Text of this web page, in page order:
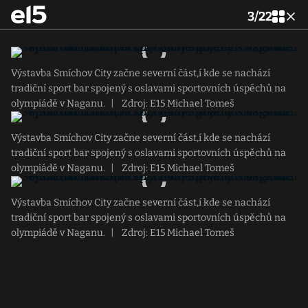
3/22
Výstavba Smíchov City začne severní část,í kde se nachází
tradiční sport bar spojený s oslavami sportovních úspěchů na
olympiádě v Naganu.
Zdroj: E15 Michael Tomeš
Výstavba Smíchov City začne severní část,í kde se nachází
tradiční sport bar spojený s oslavami sportovních úspěchů na
olympiádě v Naganu.
Zdroj: E15 Michael Tomeš
Výstavba Smíchov City začne severní část,í kde se nachází
tradiční sport bar spojený s oslavami sportovních úspěchů na
olympiádě v Naganu.
Zdroj: E15 Michael Tomeš